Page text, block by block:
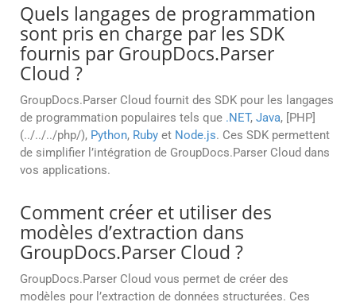
Quels langages de programmation
sont pris en charge par les SDK
fournis par GroupDocs.Parser
Cloud ?
GroupDocs.Parser Cloud fournit des SDK pour les langages
de programmation populaires tels que .NET, Java, [PHP]
(../../../php/), Python, Ruby et Node.js. Ces SDK permettent
de simplifier l’intégration de GroupDocs.Parser Cloud dans
vos applications.
Comment créer et utiliser des
modèles d’extraction dans
GroupDocs.Parser Cloud ?
GroupDocs.Parser Cloud vous permet de créer des
modèles pour l’extraction de données structurées. Ces